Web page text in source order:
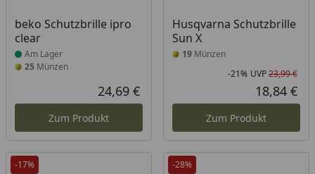
beko Schutzbrille ipro
clear
Produkt am Lager
Am Lager
25 Münzen
Aktueller Preis
24,69 €
Zum Produkt
Husqvarna Schutzbrille
Sun X
19Münzen
-21% UVP23,99 €
18,84 €
Zum Produkt
-17% -28%